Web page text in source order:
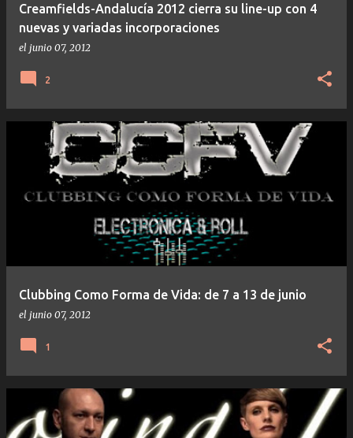
Creamfields-Andalucía 2012 cierra su line-up con 4
nuevas y variadas incorporaciones
el junio 07, 2012
2
Clubbing Como Forma de Vida: de 7 a 13 de junio
el junio 07, 2012
1